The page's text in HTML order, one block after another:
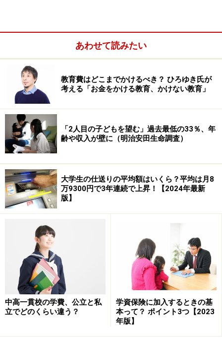
また、幼稚園の降園時刻は一般的に13～14時。働いてい
る場合は、延長保育を利用せざるを得なくなり、その分
の延長保育料金がさらにかかることに注意が必要です。
■保育園にかかるお金
平成21年「地域児童福祉事業等調査」より、保育園にか
かるお金を紹介します。ただし、幼稚園に比べ、さらに
地域や所得、無認可であれば運営母体などによる価格差
が大きいため、あくまでご参考程度にお願いします。
［表2］コストが低い認可保育所は人気が高く、待機児童問
題はなかなか解消せず（クリックで拡大）
合計年額は幼稚園の学校教育費＆給食費と比べて高くな
りますが、保育園の保育時間は一般的に17時～18時前後
までです。その間であれば延長保育代もかからないこと
と、長期休暇中も預けられること、習いごとが少ない場
あわせて読みたい
教育費はどこまでかけるべき？ ひろゆき氏が
考える「お金をかける教育、かけない教育」
「2人目の子どもを望む」過去最低の33％、年
齢や収入が壁に（明治安田生命調査）
大学生の仕送りの平均額はいくら？平均は月8
万9300円で3年連続で上昇！【2024年最新
版】
中高一貫校の学費、公立と私
立でどのくらい違う？
学資保険に加入するときの基
本って？ ポイント3つ【2023
年版】